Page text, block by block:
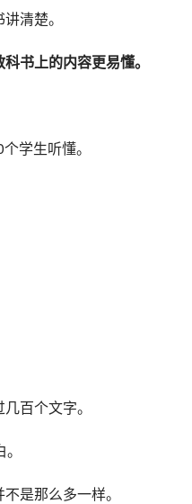
清楚。
科书上的内容更易懂。
学生听懂。
百个文字。
是那么多一样。